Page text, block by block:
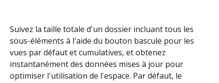
Suivez la taille totale d'un dossier incluant tous les
sous-éléments à l'aide du bouton bascule pour les
vues par défaut et cumulatives, et obtenez
instantanément des données mises à jour pour
optimiser l'utilisation de l'espace. Par défaut, le